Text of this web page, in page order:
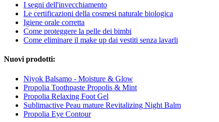
I segni dell'invecchiamento
Le certificazioni della cosmesi naturale biologica
Igiene orale corretta
Come proteggere la pelle dei bimbi
Come eliminare il make up dai vestiti senza lavarli
Nuovi prodotti:
Niyok Balsamo - Moisture & Glow
Propolia Toothpaste Propolis & Mint
Propolia Relaxing Foot Gel
Sublimactive Peau mature Revitalizing Night Balm
Propolia Eye Contour